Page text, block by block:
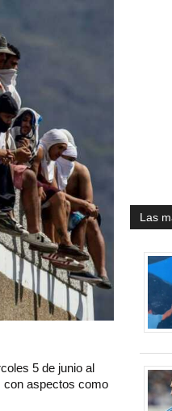
5 de junio al
con aspectos como
Las